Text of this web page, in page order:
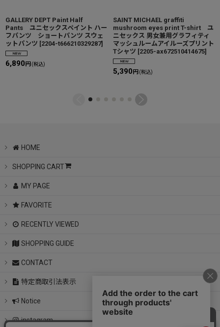
GALLERY DEPT Paint Half
Pants ユニセックスペイント ハー
フパンツ ショートパンツ スウェ
ットパンツ [2204-t666210329287]
6,890 円 (税込)
SAINT MICHAEL graffiti
mushroom eyes print T-shirt ユ
ニセックス 男女兼用グラフィティ
マッシュルームアイルーズプリント
Tシャツ [2205-ax672510414675]
5,390 円 (税込)
HOME
SHOPPING CART
MY PAGE
FAVORITE
RECENTLY VIEWED
SHOPPING GUIDE
CONTACT
特定商取引法表示
Notice
instagram